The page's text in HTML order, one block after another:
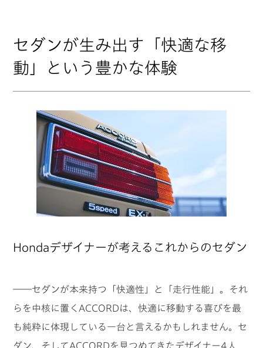
セダンが生み出す「快適な移
動」という豊かな体験
Hondaデザイナーが考えるこれからのセダン
――セダンが本来持つ「快適性」と「走行性能」。それ
らを中核に置くACCORDは、快適に移動する喜びを最
も純粋に体現している一台と言えるかもしれません。セ
ダン、そしてACCORDを見つめてきたデザイナー4人